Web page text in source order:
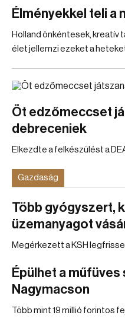
Élményekkel teli a
Holland önkéntesek, kreatív
élet jellemzi ezeket a
Öt edzőmeccset
debreceniek
Elkezdte a felkészülést a
Gazdaság
Több gyógyszert,
üzemanyagot
Megérkezett a KSH
Épülhet a
Nagymacson
Több mint 19 millió forintos